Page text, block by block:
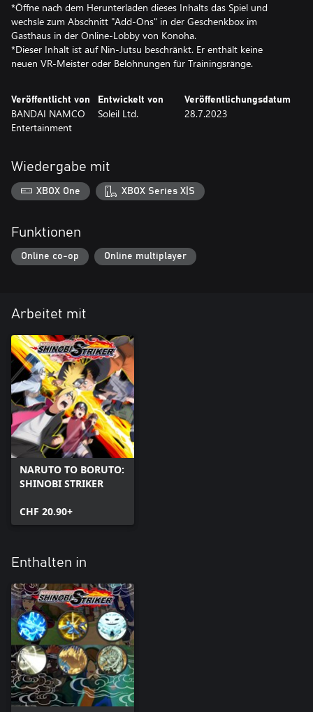
*Öffne nach dem Herunterladen dieses Inhalts das Spiel und
wechsle zum Abschnitt "Add-Ons" in der Geschenkbox im
Gasthaus in der Online-Lobby von Konoha.
*Dieser Inhalt ist auf Nin-Jutsu beschränkt. Er enthält keine
neuen VR-Meister oder Belohnungen für Trainingsränge.
Veröffentlicht von
BANDAI NAMCO
Entertainment
Entwickelt von
Soleil Ltd.
Veröffentlichungsdatum
28.7.2023
Wiedergabe mit
XBOX One XBOX Series X|S
Funktionen
Online co-op Online multiplayer
Arbeitet mit
NARUTO TO BORUTO:
SHINOBI STRIKER
CHF 20.90+
Enthalten in